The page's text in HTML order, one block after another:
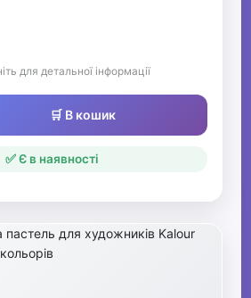
для детальної інформації
🛒 В кошик
✅ Є в наявності